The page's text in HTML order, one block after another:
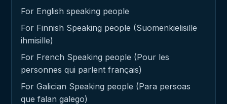
For English speaking people
For Finnish Speaking people (Suomenkielisille
ihmisille)
For French Speaking people (Pour les
personnes qui parlent français)
For Galician Speaking people (Para persoas
que falan galego)